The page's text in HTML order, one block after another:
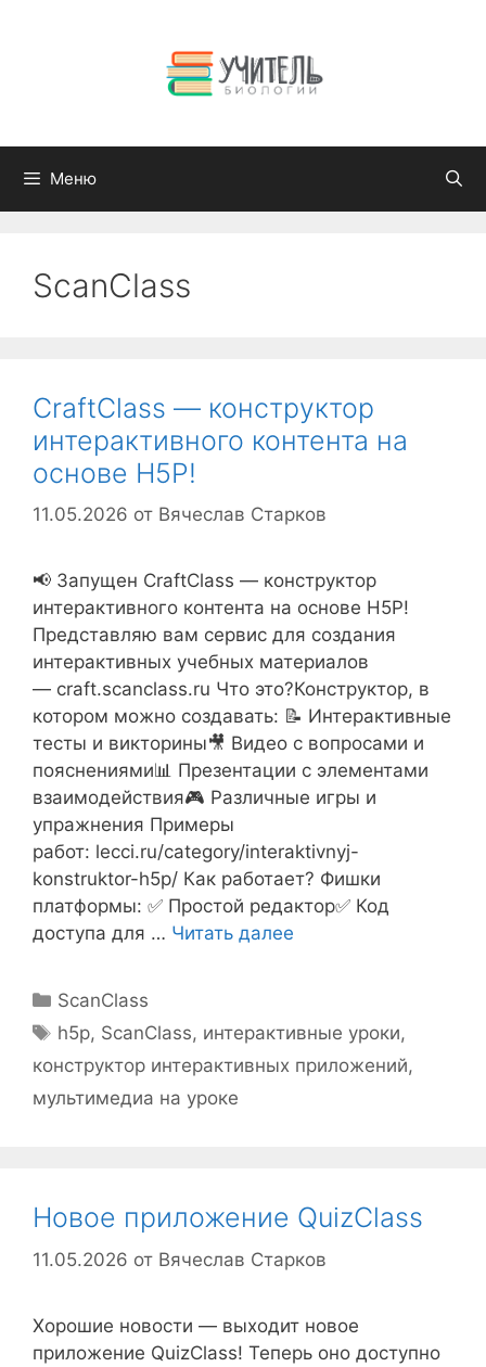
Меню
ScanClass
CraftClass — конструктор
интерактивного контента на
основе H5P!
11.05.2026 от Вячеслав Старков
📢 Запущен CraftClass — конструктор
интерактивного контента на основе H5P!
Представляю вам сервис для создания
интерактивных учебных материалов
— craft.scanclass.ru Что это?Конструктор, в
котором можно создавать: 📝 Интерактивные
тесты и викторины🎥 Видео с вопросами и
пояснениями📊 Презентации с элементами
взаимодействия🎮 Различные игры и
упражнения Примеры
работ: lecci.ru/category/interaktivnyj-
konstruktor-h5p/ Как работает? Фишки
платформы: ✅ Простой редактор✅ Код
доступа для … Читать далее
Рубрики
ScanClass
Метки
h5p, ScanClass, интерактивные уроки,
конструктор интерактивных приложений,
мультимедиа на уроке
Новое приложение QuizClass
11.05.2026 от Вячеслав Старков
Хорошие новости — выходит новое
приложение QuizClass! Теперь оно доступно